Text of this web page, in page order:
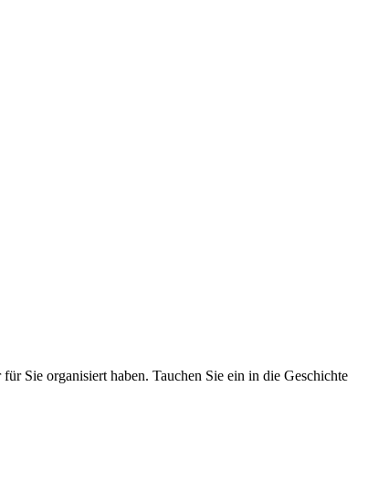
Sie organisiert haben. Tauchen Sie ein in die Geschichte